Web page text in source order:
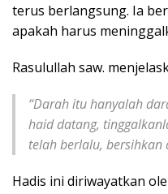
terus berlangsung. Ia
apakah harus
Rasulullah saw.
“Darah itu hanyalah
haid datang,
telah berlalu,
Hadis ini diriwayatkan